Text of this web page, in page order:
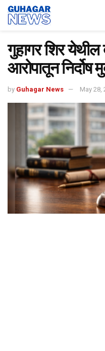
गुहागर शिर येथील
आरोपातून निर्दोष
by Guhagar News May 28,